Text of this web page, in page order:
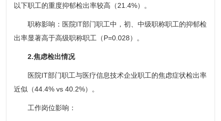
以下职工的重度抑郁检出率较高（21.4%）。
职称影响：医院IT部门职工中，初、中级职称职工的抑郁检
出率显著高于高级职称职工（P=0.028）。
2.焦虑检出情况
医院IT部门职工与医疗信息技术企业职工的焦虑症状检出率
近似（44.4% vs 40.2%）。
工作岗位影响：